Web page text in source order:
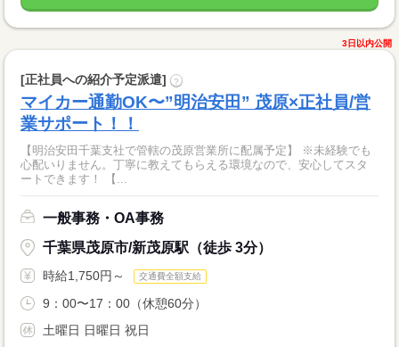
3日以内公開
[正社員への紹介予定派遣] ?
マイカー通勤OK〜”明治安田” 茂原×正社員/営
業サポート！！
【明治安田千葉支社で管轄の茂原営業所に配属予定】 ※未経験でも
心配いりません。丁寧に教えてもらえる環境なので、安心してスタ
ートできます！ 【...
一般事務・OA事務
千葉県茂原市/新茂原駅（徒歩 3分）
時給1,750円～ 交通費全額支給
9：00〜17：00（休憩60分）
土曜日 日曜日 祝日